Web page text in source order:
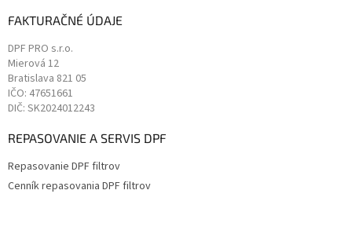
FAKTURAČNÉ ÚDAJE
DPF PRO s.r.o.
Mierová 12
Bratislava 821 05
IČO: 47651661
DIČ: SK2024012243
REPASOVANIE A SERVIS DPF
Repasovanie DPF filtrov
Cenník repasovania DPF filtrov